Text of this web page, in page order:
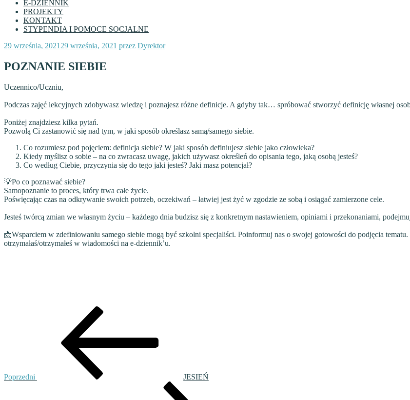
E-DZIENNIK
PROJEKTY
KONTAKT
STYPENDIA I POMOCE SOCJALNE
Opublikowane
29 września, 2021 29 września, 2021 przez Dyrektor
POZNANIE SIEBIE
Uczennico/Uczniu,
Podczas zajęć lekcyjnych zdobywasz wiedzę i poznajesz różne definicje. A gdyby tak… spróbować stworzyć definicję własnej
Poniżej znajdziesz kilka pytań.
Pozwolą Ci zastanowić się nad tym, w jaki sposób określasz samą/samego siebie.
Co rozumiesz pod pojęciem: definicja siebie? W jaki sposób definiujesz siebie jako człowieka?
Kiedy myślisz o sobie – na co zwracasz uwagę, jakich używasz określeń do opisania tego, jaką osobą jesteś?
Co według Ciebie, przyczynia się do tego jaki jesteś? Jaki masz potencjał?
💡Po co poznawać siebie?
Samopoznanie to proces, który trwa całe życie.
Poświęcając czas na odkrywanie swoich potrzeb, oczekiwań – łatwiej jest żyć w zgodzie ze sobą i osiągać zamierzone cele.
Jesteś twórcą zmian we własnym życiu – każdego dnia budzisz się z konkretnym nastawieniem, opiniami i przekonaniami,
📩Wsparciem w zdefiniowaniu samego siebie mogą być szkolni specjaliści. Poinformuj nas o swojej gotowości do podjęcia
otrzymałaś/otrzymałeś w wiadomości na e-dziennik’u.
Poprzedni
JESIEŃ